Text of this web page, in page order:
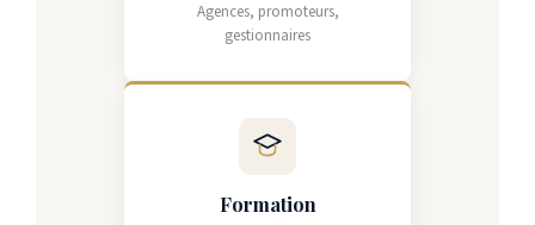
Agences, promoteurs,
gestionnaires
Formation